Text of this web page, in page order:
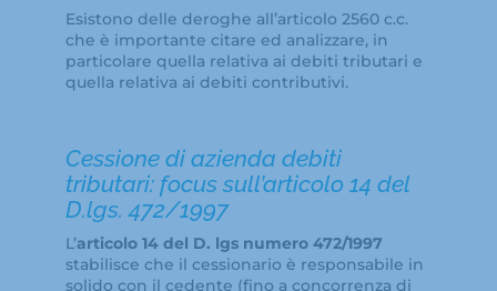
Esistono delle deroghe all’articolo 2560 c.c.
che è importante citare ed analizzare, in
particolare quella relativa ai debiti tributari e
quella relativa ai debiti contributivi.
Cessione di azienda debiti
tributari: focus sull’articolo 14 del
D.lgs. 472/1997
L’articolo 14 del D. lgs numero 472/1997
stabilisce che il cessionario è responsabile in
solido con il cedente (fino a concorrenza di